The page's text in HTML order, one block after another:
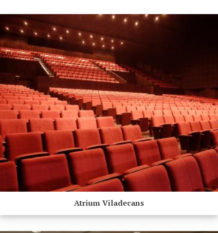
Atrium Viladecans